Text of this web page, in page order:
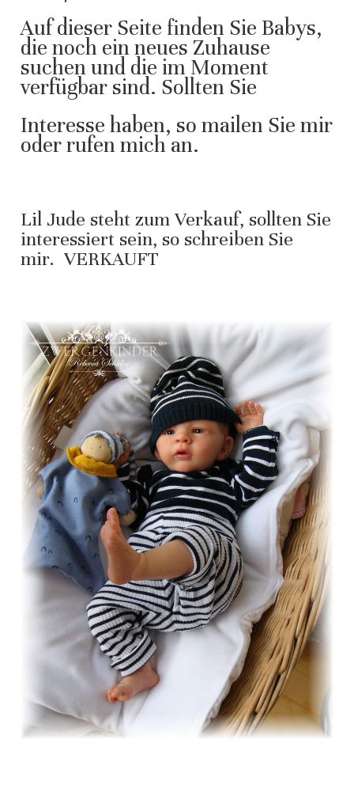
Auf dieser Seite finden Sie Babys,
die noch ein neues Zuhause
suchen und die im Moment
verfügbar sind. Sollten Sie
Interesse haben, so mailen Sie mir
oder rufen mich an.
Lil Jude steht zum Verkauf, sollten Sie
interessiert sein, so schreiben Sie
mir. VERKAUFT